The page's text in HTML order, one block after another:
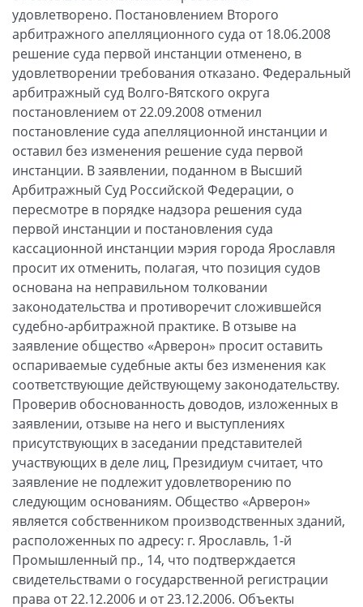
удовлетворено. Постановлением Второго
арбитражного апелляционного суда от 18.06.2008
решение суда первой инстанции отменено, в
удовлетворении требования отказано. Федеральный
арбитражный суд Волго-Вятского округа
постановлением от 22.09.2008 отменил
постановление суда апелляционной инстанции и
оставил без изменения решение суда первой
инстанции. В заявлении, поданном в Высший
Арбитражный Суд Российской Федерации, о
пересмотре в порядке надзора решения суда
первой инстанции и постановления суда
кассационной инстанции мэрия города Ярославля
просит их отменить, полагая, что позиция судов
основана на неправильном толковании
законодательства и противоречит сложившейся
судебно-арбитражной практике. В отзыве на
заявление общество «Арверон» просит оставить
оспариваемые судебные акты без изменения как
соответствующие действующему законодательству.
Проверив обоснованность доводов, изложенных в
заявлении, отзыве на него и выступлениях
присутствующих в заседании представителей
участвующих в деле лиц, Президиум считает, что
заявление не подлежит удовлетворению по
следующим основаниям. Общество «Арверон»
является собственником производственных зданий,
расположенных по адресу: г. Ярославль, 1-й
Промышленный пр., 14, что подтверждается
свидетельствами о государственной регистрации
права от 22.12.2006 и от 23.12.2006. Объекты